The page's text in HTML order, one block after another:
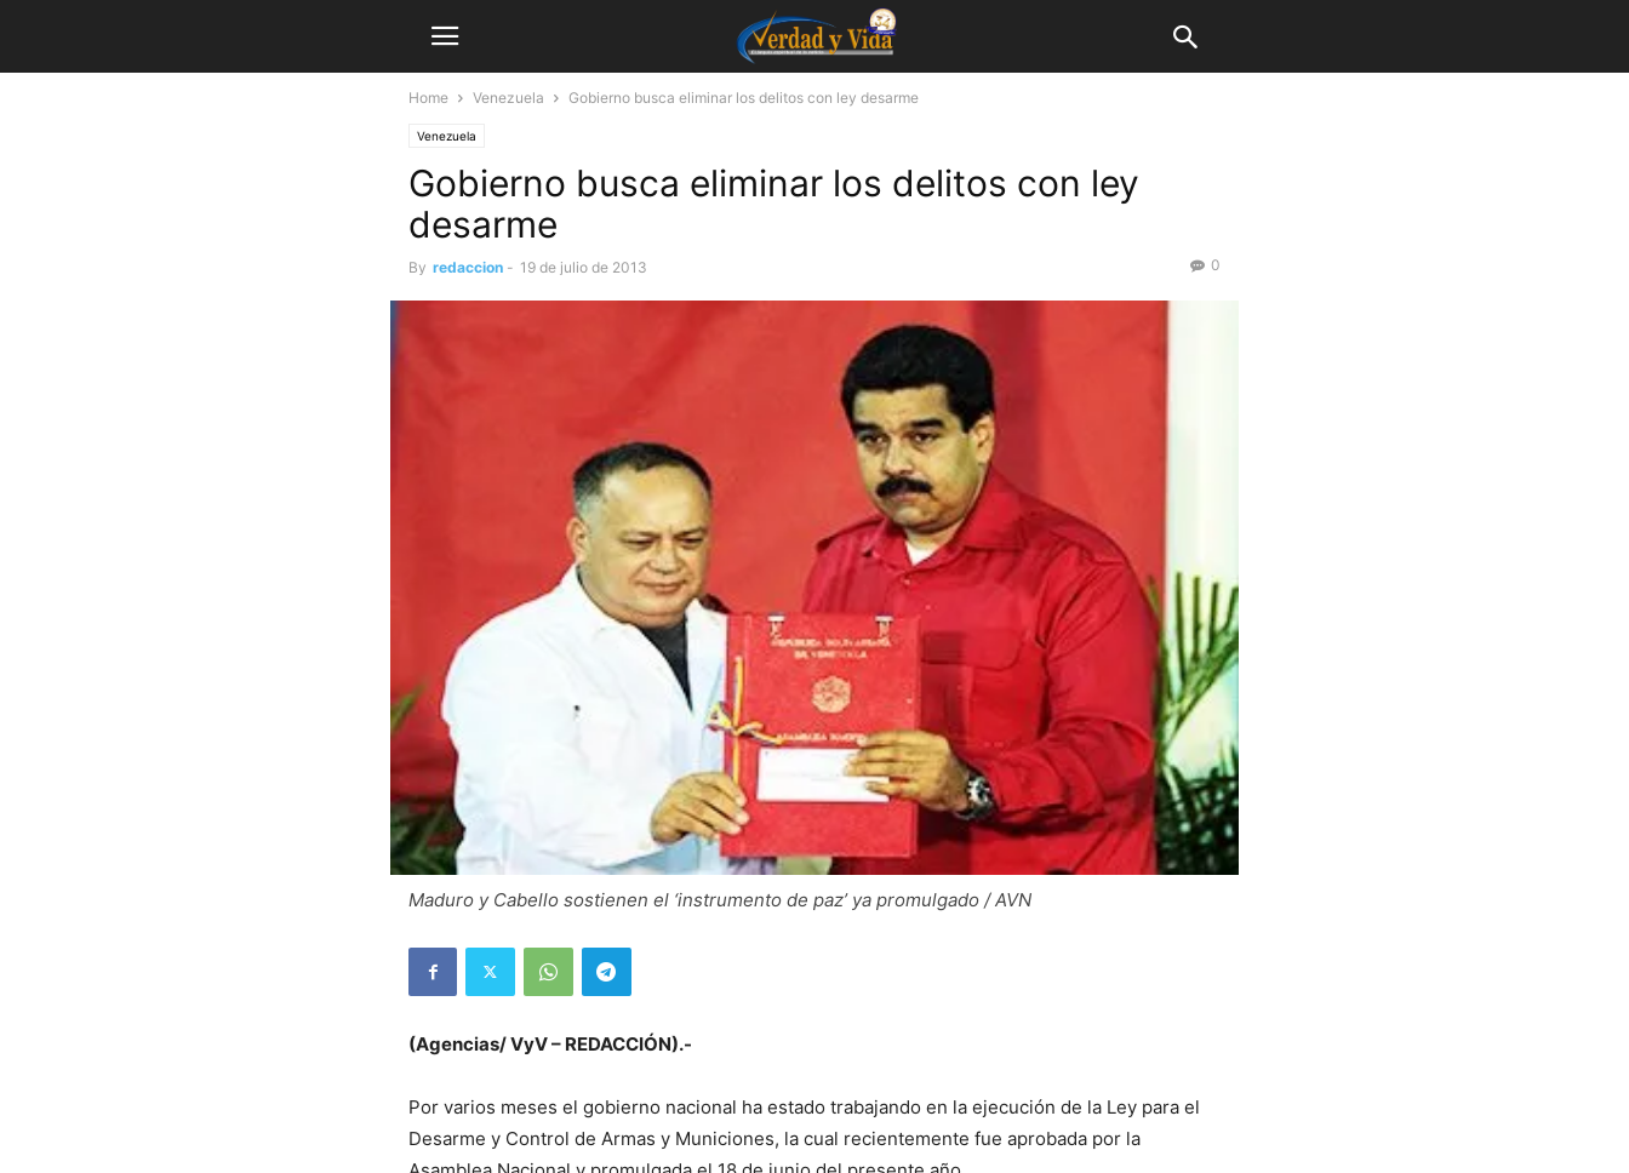
Home Venezuela Gobierno busca eliminar los delitos con ley desarme
Venezuela
Gobierno busca eliminar los delitos con ley
desarme
By redaccion - 19 de julio de 2013 0
Maduro y Cabello sostienen el ‘instrumento de paz’ ya promulgado / AVN
(Agencias/ VyV – REDACCIÓN).-
Por varios meses el gobierno nacional ha estado trabajando en la ejecución de la Ley para el
Desarme y Control de Armas y Municiones, la cual recientemente fue aprobada por la